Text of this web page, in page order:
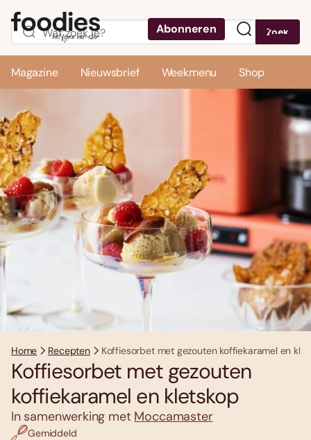
Abonneren Zoek
Magazine Nieuwsbrief Weekmenu Shop
Home Recepten Koffiesorbet met gezouten koffiekaramel en
Koffiesorbet met gezouten
koffiekaramel en kletskop
In samenwerking met Moccamaster
Gemiddeld